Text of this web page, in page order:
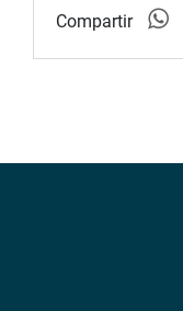
Compartir